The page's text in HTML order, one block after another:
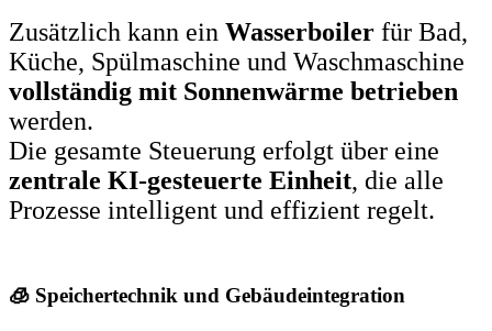
Zusätzlich kann ein Wasserboiler für Bad,
Küche, Spülmaschine und Waschmaschine
vollständig mit Sonnenwärme betrieben
werden.
Die gesamte Steuerung erfolgt über eine
zentrale KI-gesteuerte Einheit, die alle
Prozesse intelligent und effizient regelt.
🧊 Speichertechnik und Gebäudeintegration